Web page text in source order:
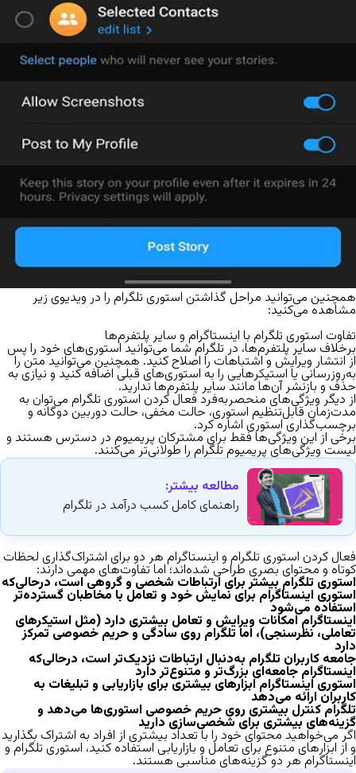
همچنین می‌توانید مراحل گذاشتن استوری تلگرام را در ویدیوی زیر
مشاهده می‌کنید:
تفاوت استوری تلگرام با اینستاگرام و سایر پلتفرم‌ها
برخلاف سایر پلتفرم‌ها، در تلگرام شما می‌توانید استوری‌های خود را پس
از انتشار ویرایش و اشتباهات را اصلاح کنید. همچنین می‌توانید متن را
به‌روزرسانی یا استیکرهایی را به استوری‌های قبلی اضافه کنید و نیازی به
حذف و بازنشر آن‌ها مانند سایر پلتفرم‌ها ندارید.
از دیگر ویژگی‌های منحصربه‌فرد فعال کردن استوری تلگرام می‌توان به
مدت‌زمان قابل‌تنظیم استوری، حالت مخفی، حالت دوربین دوگانه و
برچسب‌گذاری استوری اشاره کرد.
برخی از این ویژگی‌ها فقط برای مشترکان پریمیوم در دسترس هستند و
لیست ویژگی‌های پریمیوم تلگرام را طولانی‌تر می‌کنند.
مطالعه بیشتر:
راهنمای کامل کسب درآمد در تلگرام
فعال کردن استوری تلگرام و اینستاگرام هر دو برای اشتراک‌گذاری لحظات
کوتاه و محتوای بصری طراحی شده‌اند؛ اما تفاوت‌های مهمی دارند:
استوری تلگرام بیشتر برای ارتباطات شخصی و گروهی است، درحالی‌که
استوری اینستاگرام برای نمایش خود و تعامل با مخاطبان گسترده‌تر
استفاده می‌شود
اینستاگرام امکانات ویرایش و تعامل بیشتری دارد (مثل استیکرهای
تعاملی، نظرسنجی)، اما تلگرام روی سادگی و حریم خصوصی تمرکز
دارد
جامعه کاربران تلگرام به‌دنبال ارتباطات نزدیک‌تر است، درحالی‌که
اینستاگرام جامعه‌ای بزرگ‌تر و متنوع‌تر دارد
استوری اینستاگرام ابزارهای بیشتری برای بازاریابی و تبلیغات به
کاربران ارائه می‌دهد
تلگرام کنترل بیشتری روی حریم خصوصی استوری‌ها می‌دهد و
گزینه‌های بیشتری برای شخصی‌سازی دارید
اگر می‌خواهید محتوای خود را با تعداد بیشتری از افراد به اشتراک بگذارید
و از ابزارهای متنوع برای تعامل و بازاریابی استفاده کنید، استوری تلگرام و
اینستاگرام هر دو گزینه‌های مناسبی هستند.